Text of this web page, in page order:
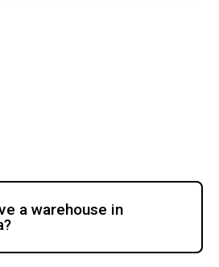
a warehouse in